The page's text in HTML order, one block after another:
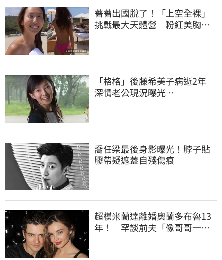
薔薔出國脫了！「上空全裸」
挑戰最大天體營 粉紅美胸被
「格格」後藤希美子病逝2年
深情老公現況曝光…
喬任梁最後身影曝光！脖子貼
膠帶疑遮蓋自殘傷痕
超模米蘭達離婚奧蘭多布魯13
年！ 罕談前夫「像哥哥一